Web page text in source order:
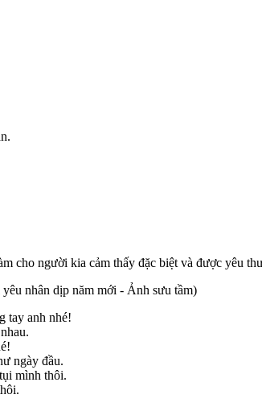
cho người kia cảm thấy đặc biệt và được yêu
nhân dịp năm mới - Ảnh sưu tầm)
tay anh nhé!
ngày đầu.
mình thôi.